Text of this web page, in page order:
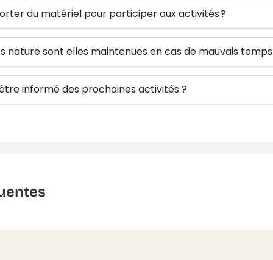
du matériel pour participer aux activités ?
nature sont elles maintenues en cas de mauvais temps
informé des prochaines activités ?